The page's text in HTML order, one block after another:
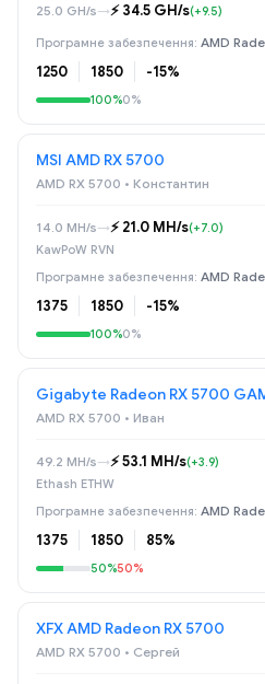
25.0 GH/s→⚡️ 34.5 GH/s(+9.5)
AMD
1250 1850 -15%
100%0%
MSI AMD RX 5700
AMD RX 5700 • Константин
14.0 MH/s→⚡️ 21.0 MH/s(+7.0)
KawPoW RVN
AMD
1375 1850 -15%
100%0%
Gigabyte Radeon RX 5700
AMD RX 5700 • Иван
49.2 MH/s→⚡️ 53.1 MH/s(+3.9)
Ethash ETHW
AMD
1375 1850 85%
50%50%
XFX AMD Radeon RX 5700
AMD RX 5700 • Сергей